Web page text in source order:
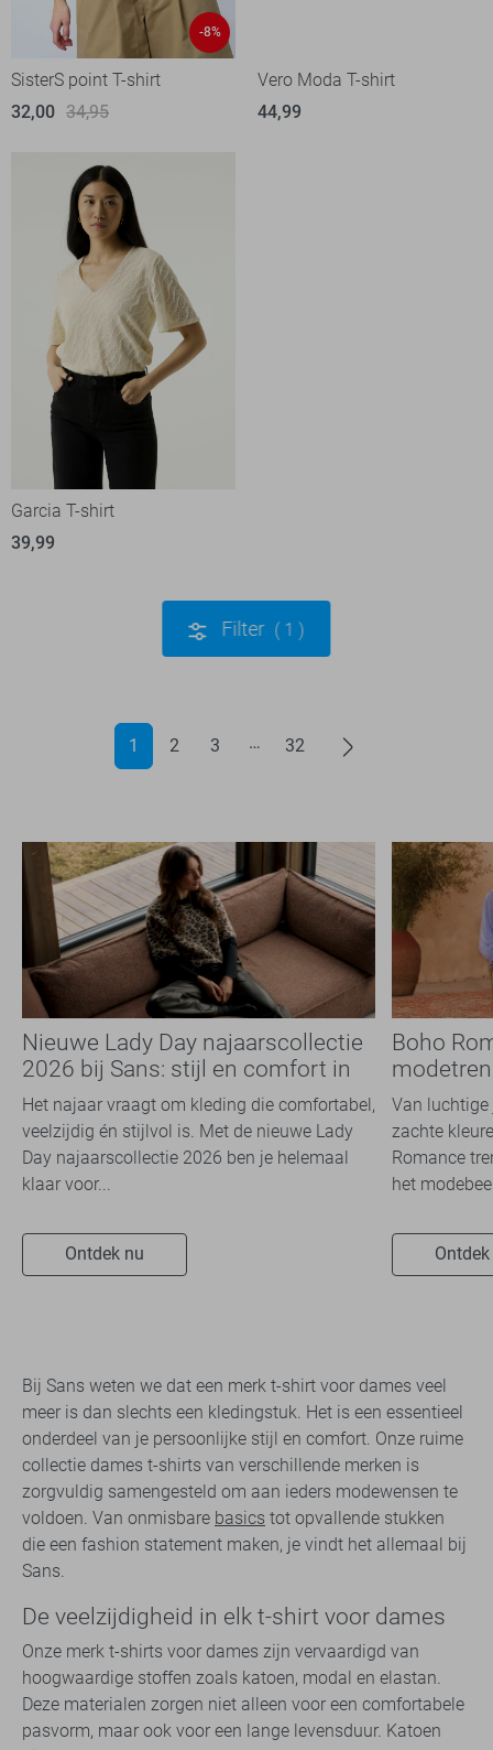
-8%
SisterS point T-shirt
32,00 34,95
Vero Moda T-shirt
44,99
Garcia T-shirt
39,99
Filter 1
1 2 3 32
Nieuwe Lady Day najaarscollectie
2026 bij Sans: stijl en comfort in
travelkwaliteit
Het najaar vraagt om kleding die comfortabel,
veelzijdig én stijlvol is. Met de nieuwe Lady
Day najaarscollectie 2026 ben je helemaal
klaar voor...
Ontdek nu
Boho
overal
Van luchtige
zachte
Romance
het
Bij Sans weten we dat een merk t-shirt voor dames veel
meer is dan slechts een kledingstuk. Het is een essentieel
onderdeel van je persoonlijke stijl en comfort. Onze ruime
collectie dames t-shirts van verschillende merken is
zorgvuldig samengesteld om aan ieders modewensen te
voldoen. Van onmisbare basics tot opvallende stukken
die een fashion statement maken, je vindt het allemaal bij
Sans.
De veelzijdigheid in elk t-shirt voor dames
Onze merk t-shirts voor dames zijn vervaardigd van
hoogwaardige stoffen zoals katoen, modal en elastan.
Deze materialen zorgen niet alleen voor een comfortabele
pasvorm, maar ook voor een lange levensduur. Katoen